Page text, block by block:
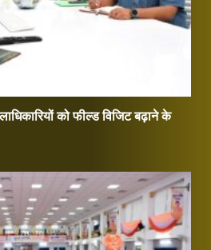
को फील्ड विजिट बढ़ाने के